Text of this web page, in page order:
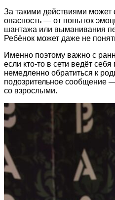
За такими действиями может
опасность — от попыток
шантажа или выманивания
Ребёнок может даже не
Именно поэтому важно с
если кто-то в сети ведёт
немедленно обратиться к
подозрительное сообщение
со взрослыми.